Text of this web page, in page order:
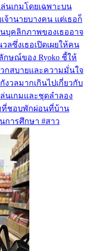
นเกมโดยเฉพาะบน
จ้านายบางคน แต่เธอก็
บุคลิกภาพของเธออาจ
ลซึ่งเธอเปิดเผยให้คน
กษณ์ของ Ryoko ชี้ให้
กสบายและความมั่นใจ
วลมากเกินไปเกี่ยวกับ
นเกมและชุดลำลอง
ที่ชอบพักผ่อนที่บ้าน
การศึกษา #สาว